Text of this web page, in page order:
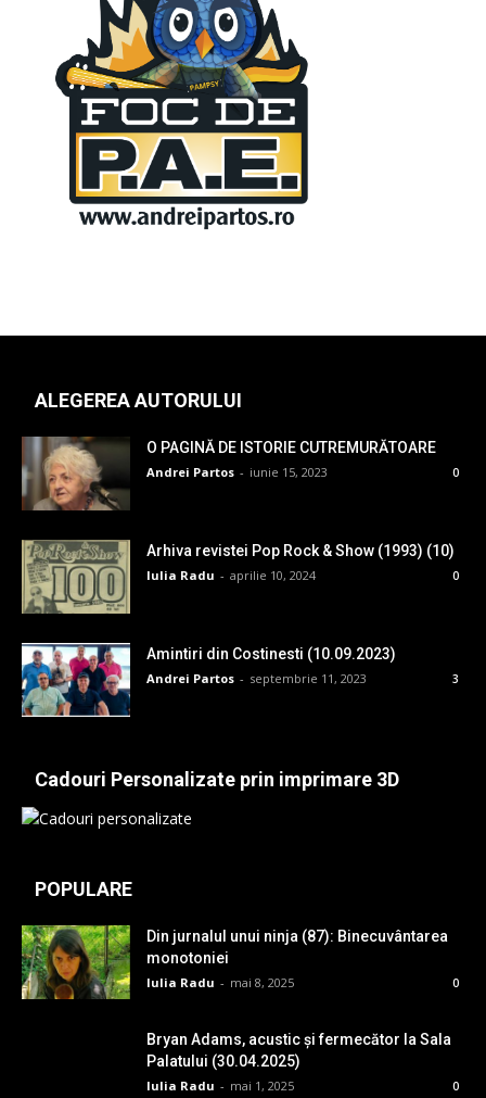
ALEGEREA AUTORULUI
O PAGINĂ DE ISTORIE CUTREMURĂTOARE
Andrei Partos - iunie 15, 2023 0
Arhiva revistei Pop Rock & Show (1993) (10)
Iulia Radu - aprilie 10, 2024 0
Amintiri din Costinesti (10.09.2023)
Andrei Partos - septembrie 11, 2023 3
Cadouri Personalizate prin imprimare 3D
POPULARE
Din jurnalul unui ninja (87): Binecuvântarea
monotoniei
Iulia Radu - mai 8, 2025 0
Bryan Adams, acustic și fermecător la Sala
Palatului (30.04.2025)
Iulia Radu - mai 1, 2025 0